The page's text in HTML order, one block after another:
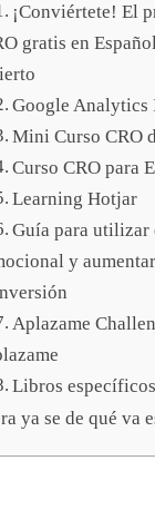
¡Conviértete! El
gratis en
Google Analytics
Mini Curso CRO
Curso CRO para
Learning Hotjar
Guía para
y
Aplazame
Libros
ya se de qué va